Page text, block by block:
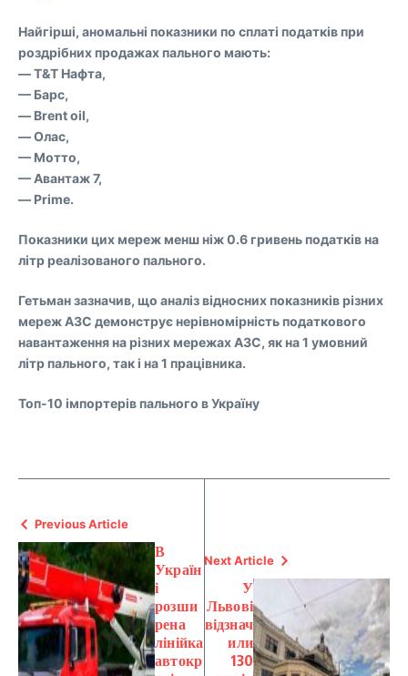
Найгірші, аномальні показники по сплаті податків при
роздрібних продажах пального мають:
— T&Т Нафта,
— Барс,
— Brent oil,
— Олас,
— Мотто,
— Авантаж 7,
— Prime.
Показники цих мереж менш ніж 0.6 гривень податків на
літр реалізованого пального.
Гетьман зазначив, що аналіз відносних показників різних
мереж АЗС демонструє нерівномірність податкового
навантаження на різних мережах АЗС, як на 1 умовний
літр пального, так і на 1 працівника.
Топ-10 імпортерів пального в Україну
Previous Article
В
Україн
і
розши
рена
лінійка
автокр
Next Article
У
Львові
відзнач
или
130